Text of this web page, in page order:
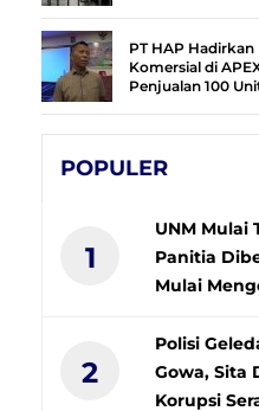
PT HAP
Komersial di
Penjualan 100
POPULER
1
UNM Mulai
Panitia
Mulai
2
Polisi
Gowa, Sita
Korupsi